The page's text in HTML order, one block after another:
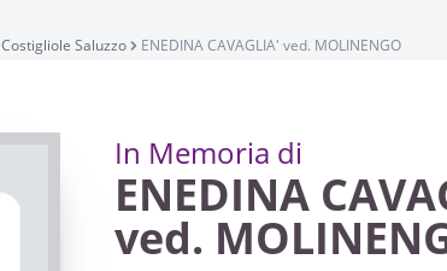
Costigliole Saluzzo ENEDINA CAVAGLIA' ved. MOLINENGO
In Memoria di
ENEDINA
ved.